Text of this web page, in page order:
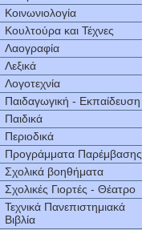
Κοινωνιολογία
Κουλτούρα και Τέχνες
Λαογραφία
Λεξικά
Λογοτεχνία
Παιδαγωγική - Εκπαίδευση
Παιδικά
Περιοδικά
Προγράμματα Παρέμβασης
Σχολικά βοηθήματα
Σχολικές Γιορτές - Θέατρο
Τεχνικά Πανεπιστημιακά
Βιβλία